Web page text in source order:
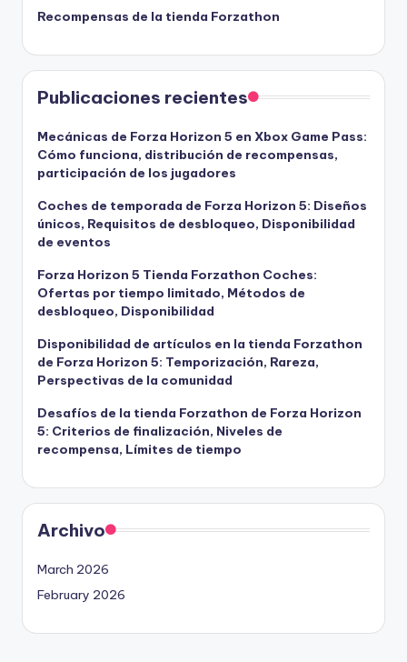
Recompensas de la tienda Forzathon
Publicaciones recientes
Mecánicas de Forza Horizon 5 en Xbox Game Pass:
Cómo funciona, distribución de recompensas,
participación de los jugadores
Coches de temporada de Forza Horizon 5: Diseños
únicos, Requisitos de desbloqueo, Disponibilidad
de eventos
Forza Horizon 5 Tienda Forzathon Coches:
Ofertas por tiempo limitado, Métodos de
desbloqueo, Disponibilidad
Disponibilidad de artículos en la tienda Forzathon
de Forza Horizon 5: Temporización, Rareza,
Perspectivas de la comunidad
Desafíos de la tienda Forzathon de Forza Horizon
5: Criterios de finalización, Niveles de
recompensa, Límites de tiempo
Archivo
March 2026
February 2026